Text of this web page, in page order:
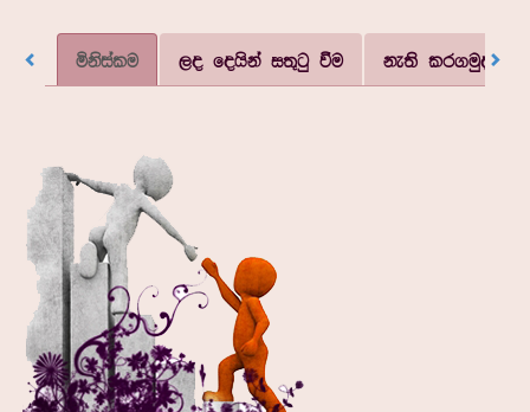
මිනිස්කම ලද දෙයින් සතුටු වීම නැති කරගමුද?